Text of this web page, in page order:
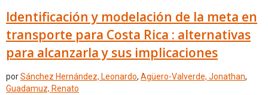
Identificación y modelación de la meta en
transporte para Costa Rica : alternativas
para alcanzarla y sus implicaciones
porSánchez Hernández, Leonardo, Agüero-Valverde, Jonathan,
Guadamuz, Renato